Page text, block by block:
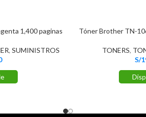
1,400 paginas
, SUMINISTROS
Tóner Brother TN-
TONERS,
S/